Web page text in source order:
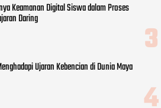
Keamanan Digital Siswa dalam Proses
Daring
Ujaran Kebencian di Dunia Maya